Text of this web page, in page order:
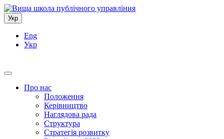
Укр
Eng
Укр
Про нас
Положення
Керівництво
Наглядова рада
Структура
Стратегія розвитку